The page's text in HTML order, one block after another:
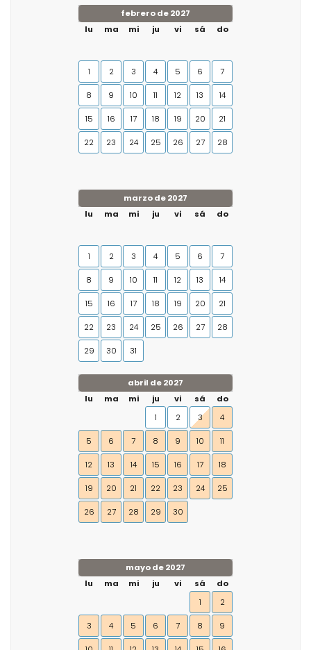
febrero de 2027
lu
ma mi ju vi sá do
1 2 3 4 5 6 7
8 9 10 11 12 13 14
15 16 17 18 19 20 21
22 23 24 25 26 27 28
marzo de 2027
lu
ma mi ju vi sá do
1 2 3 4 5 6 7
8 9 10 11 12 13 14
15 16 17 18 19 20 21
22 23 24 25 26 27 28
29 30 31
abril de 2027
lu
ma mi ju vi sá
do
1
2 3 4
5 6 7 8 9 10 11
12 13 14 15 16 17 18
19 20 21 22 23 24 25
26 27 28 29 30
mayo de 2027
lu
ma mi ju vi sá
do
1
2
3 4 5 6 7 8 9